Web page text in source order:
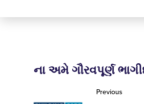
ના અમે ગૌરવપૂર્ણ
Previous